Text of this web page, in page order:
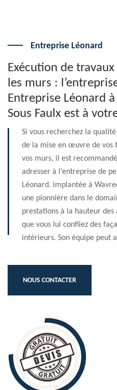
Entreprise Léonard
Exécution de
les murs :
Entreprise Léonard
Sous Faulx est à
Si vous recherchez la
de la mise en œuvre de vos
vos murs, il est
adresser à l’entreprise de
Léonard. implantée à
une pionnière dans le
prestations à la hauteur
que vous lui confiiez des
intérieurs. Son équipe peut
NOUS CONTACTER